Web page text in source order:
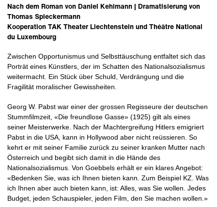
Nach dem Roman von Daniel Kehlmann | Dramatisierung von
Thomas Spieckermann
Kooperation TAK Theater Liechtenstein und Théâtre National
du Luxembourg
Zwischen Opportunismus und Selbsttäuschung entfaltet sich das
Porträt eines Künstlers, der im Schatten des Nationalsozialismus
weitermacht. Ein Stück über Schuld, Verdrängung und die
Fragilität moralischer Gewissheiten.
Georg W. Pabst war einer der grossen Regisseure der deutschen
Stummfilmzeit, «Die freundlose Gasse» (1925) gilt als eines
seiner Meisterwerke. Nach der Machtergreifung Hitlers emigriert
Pabst in die USA, kann in Hollywood aber nicht reüssieren. So
kehrt er mit seiner Familie zurück zu seiner kranken Mutter nach
Österreich und begibt sich damit in die Hände des
Nationalsozialismus. Von Goebbels erhält er ein klares Angebot:
«Bedenken Sie, was ich Ihnen bieten kann. Zum Beispiel KZ. Was
ich Ihnen aber auch bieten kann, ist: Alles, was Sie wollen. Jedes
Budget, jeden Schauspieler, jeden Film, den Sie machen wollen.»